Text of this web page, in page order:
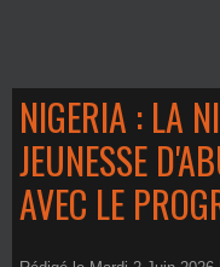
NIGERIA : LA
JEUNESSE
AVEC LE